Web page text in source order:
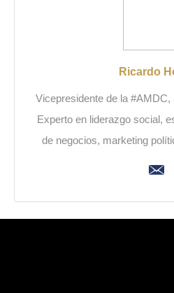
Ricardo
Vicepresidente de la
Experto en liderazgo social,
de negocios, marketing